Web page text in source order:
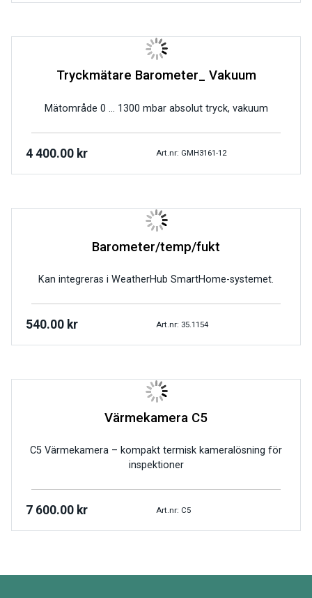
Tryckmätare Barometer_ Vakuum
Mätområde 0 … 1300 mbar absolut tryck, vakuum
4 400.00 kr Art.nr: GMH3161-12
Barometer/temp/fukt
Kan integreras i WeatherHub SmartHome-systemet.
540.00 kr Art.nr: 35.1154
Värmekamera C5
C5 Värmekamera – kompakt termisk kameralösning för
inspektioner
7 600.00 kr Art.nr: C5